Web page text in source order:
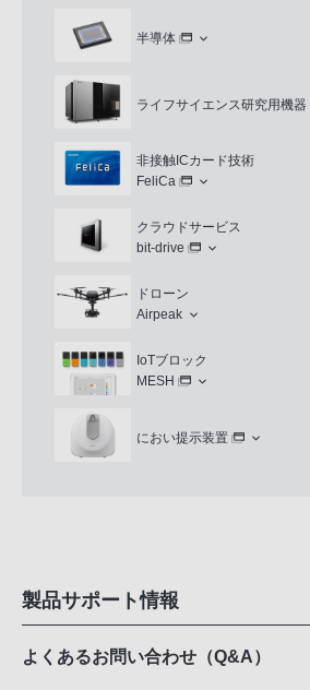
半導体
ライフサイエンス研究用機器
非接触ICカード技術
FeliCa
クラウドサービス
bit-drive
ドローン
Airpeak
IoTブロック
MESH
におい提示装置
製品サポート情報
よくあるお問い合わせ（Q&A）